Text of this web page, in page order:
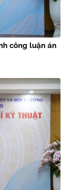
công luận án